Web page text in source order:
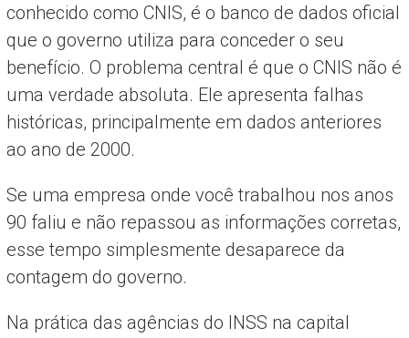
conhecido como CNIS, é o banco de dados oficial
que o governo utiliza para conceder o seu
benefício. O problema central é que o CNIS não é
uma verdade absoluta. Ele apresenta falhas
históricas, principalmente em dados anteriores
ao ano de 2000.
Se uma empresa onde você trabalhou nos anos
90 faliu e não repassou as informações corretas,
esse tempo simplesmente desaparece da
contagem do governo.
Na prática das agências do INSS na capital